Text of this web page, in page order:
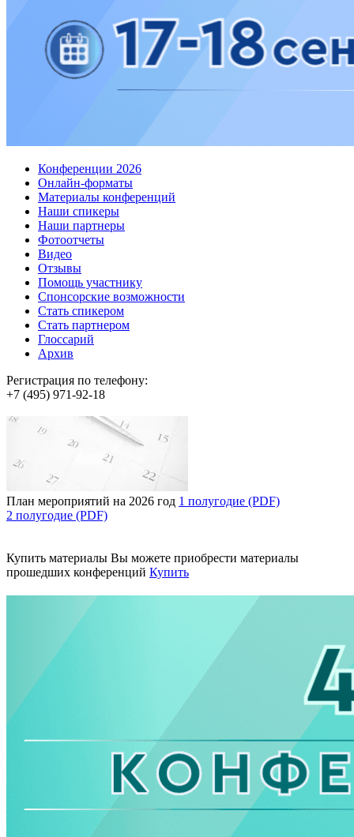
Конференции 2026
Онлайн-форматы
Материалы конференций
Наши спикеры
Наши партнеры
Фотоотчеты
Видео
Отзывы
Помощь участнику
Спонсорские возможности
Стать спикером
Стать партнером
Глоссарий
Архив
Регистрация по телефону:
+7 (495) 971-92-18
План мероприятий на 2026 год 1 полугодие (PDF)
2 полугодие (PDF)
Купить материалы Вы можете приобрести материалы
прошедших конференций Купить